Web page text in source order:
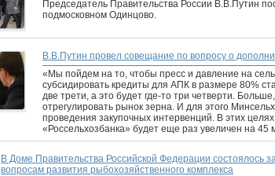
Председатель Правительства России В.В.Путин
подмосковном Одинцово.
В.В.Путин провел совещание по вопросу о
«Мы пойдем на то, чтобы пресс и давление на
субсидировать кредиты для АПК в размере 80%
две трети, а это будет где-то три четверти.
отрегулировать рынок зерна. И для этого
проведения закупочных интервенций. В этих
«Россельхозбанка» будет еще раз увеличен на 45
В Доме Правительства Российской Федерации состоялось
вопросам развития рыбохозяйственного комплекса